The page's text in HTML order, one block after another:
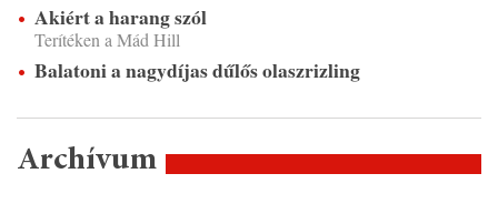
Akiért a harang szól
Terítéken a Mád Hill
Balatoni a nagydíjas dűlős olaszrizling
Archívum